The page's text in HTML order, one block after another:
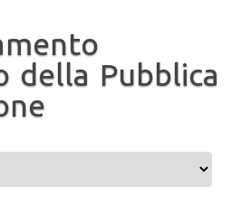
della Pubblica